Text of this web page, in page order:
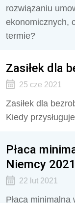
rozwiązaniu
ekonomicznych,
termie?
Zasiłek dla
25 cze 2021
Zasiłek dla
Kiedy
Płaca
Niemcy 2021
22 lut 2021
Płaca minimalna